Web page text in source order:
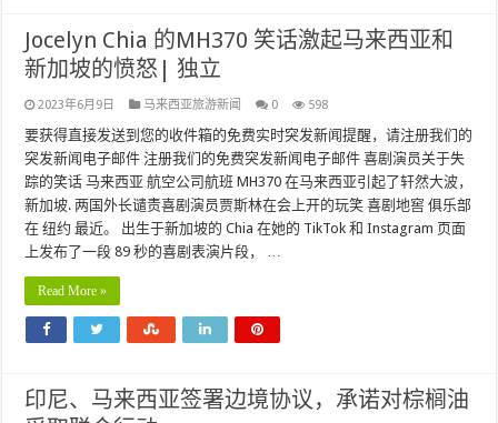
Jocelyn Chia 的MH370 笑话激起马来西亚和
新加坡的愤怒| 独立
2023年6月9日 马来西亚旅游新闻 0 598
要获得直接发送到您的收件箱的免费实时突发新闻提醒，请注册我们的
突发新闻电子邮件 注册我们的免费突发新闻电子邮件 喜剧演员关于失
踪的笑话 马来西亚 航空公司航班 MH370 在马来西亚引起了轩然大波，
新加坡. 两国外长谴责喜剧演员贾斯林在会上开的玩笑 喜剧地窖 俱乐部
在 纽约 最近。 出生于新加坡的 Chia 在她的 TikTok 和 Instagram 页面
上发布了一段 89 秒的喜剧表演片段， …
Read More »
印尼、马来西亚签署边境协议，承诺对棕榈油